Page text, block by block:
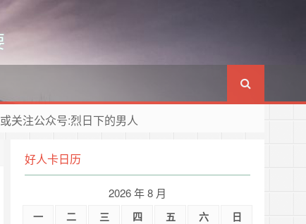
关注公众号:烈日下的男人
好人卡日历
2026 年 8 月
一 二 三 四 五 六
日